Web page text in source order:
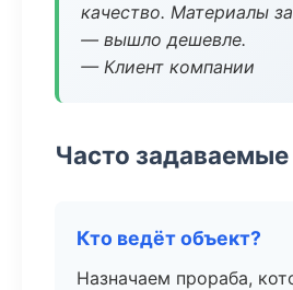
качество. Материалы
— вышло дешевле.
— Клиент компании
Часто
Кто ведёт объект?
Назначаем прораба,